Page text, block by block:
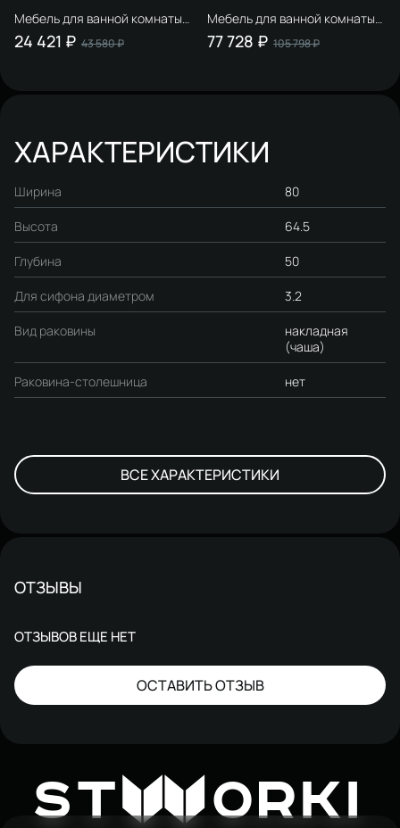
Мебель для ванной комнаты
STWORKI Карлстад 75 дуб
рустикальный, в стиле лофт,
24 421 ₽ 43 580 ₽
Мебель для ванной комнаты
STWORKI Берген 100 белая с
темной столешницей,
77 728 ₽ 105 798 ₽
ХАРАКТЕРИСТИКИ
Ширина 80
Высота 64.5
Глубина 50
Для сифона диаметром 3.2
Вид раковины
накладная
(чаша)
Раковина-столешница нет
ВСЕ ХАРАКТЕРИСТИКИ
ОТЗЫВЫ
ОТЗЫВОВ ЕЩЕ НЕТ
ОСТАВИТЬ ОТЗЫВ
STW ORKI